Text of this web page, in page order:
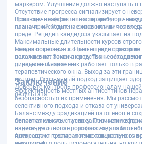
маркером. Улучшение должно наступать в
Отсутствие прогресса сигнализирует о
Врач оценивает ответ на терапию при
плана происходит на основе клинических
Признаки неэффективности требуют
назначений. Усиление жжения или
вреде. Рецидив кандидоза указывает на
Максимальные длительности курсов
каждого препарата. Превышение сроков не
накапливает токсичность. Точки
определены заранее.
Четкие показания к отмене
осложнения. Замена средства необходима
динамики. Антисептик работает только в
терапевтического окна. Выход за эти
во вред. Осознанный подход защищает
Доверьте контроль профессионалам
результата.
Заключение
Эффективность местных антисептиков
безопасностью их применения. Мы
селективного подхода и отказа от
Баланс между эрадикацией патогенов и
является ключом к успеху. Понимание
нанесения отличает профессионала от
превращает препарат из потенциального
Основная мысль статьи заключается в
индивидуального протокола над
Антисептик не заменяет механическую